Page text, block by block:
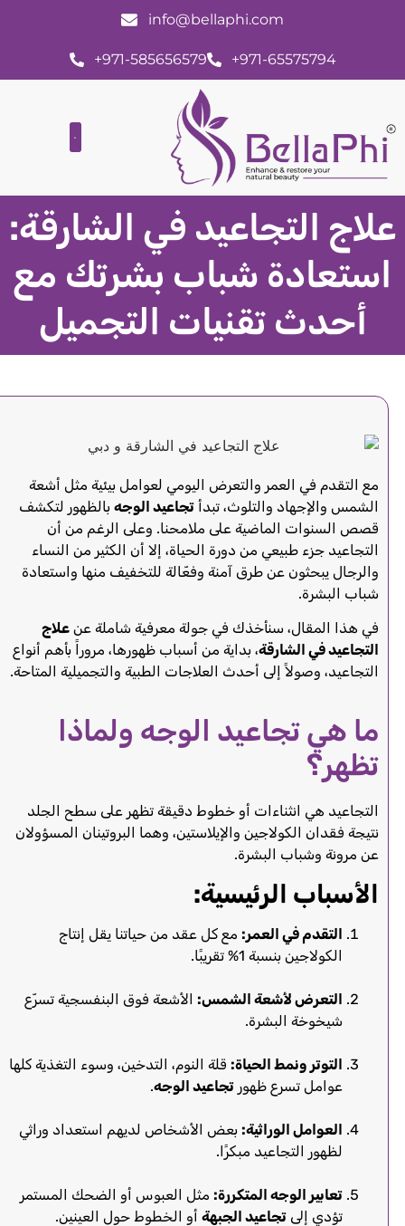
info@bellaphi.com
+971-585656579 +971-65575794
علاج التجاعيد في الشارقة:
استعادة شباب بشرتك مع
أحدث تقنيات التجميل
مع التقدم في العمر والتعرض اليومي لعوامل بيئية مثل أشعة
الشمس والإجهاد والتلوث، تبدأ تجاعيد الوجه بالظهور لتكشف
قصص السنوات الماضية على ملامحنا. وعلى الرغم من أن
التجاعيد جزء طبيعي من دورة الحياة، إلا أن الكثير من النساء
والرجال يبحثون عن طرق آمنة وفعّالة للتخفيف منها واستعادة
شباب البشرة.
في هذا المقال، سنأخذك في جولة معرفية شاملة عن علاج
التجاعيد في الشارقة، بداية من أسباب ظهورها، مروراً بأهم أنواع
التجاعيد، وصولاً إلى أحدث العلاجات الطبية والتجميلية المتاحة.
ما هي تجاعيد الوجه ولماذا
تظهر؟
التجاعيد هي انثناءات أو خطوط دقيقة تظهر على سطح الجلد
نتيجة فقدان الكولاجين والإيلاستين، وهما البروتينان المسؤولان
عن مرونة وشباب البشرة.
الأسباب الرئيسية:
التقدم في العمر: مع كل عقد من حياتنا يقل إنتاج
الكولاجين بنسبة 1% تقريبًا.
التعرض لأشعة الشمس: الأشعة فوق البنفسجية تسرّع
شيخوخة البشرة.
التوتر ونمط الحياة: قلة النوم، التدخين، وسوء التغذية كلها
عوامل تسرع ظهور تجاعيد الوجه.
العوامل الوراثية: بعض الأشخاص لديهم استعداد وراثي
لظهور التجاعيد مبكرًا.
تعابير الوجه المتكررة: مثل العبوس أو الضحك المستمر
تؤدي إلى تجاعيد الجبهة أو الخطوط حول العينين.